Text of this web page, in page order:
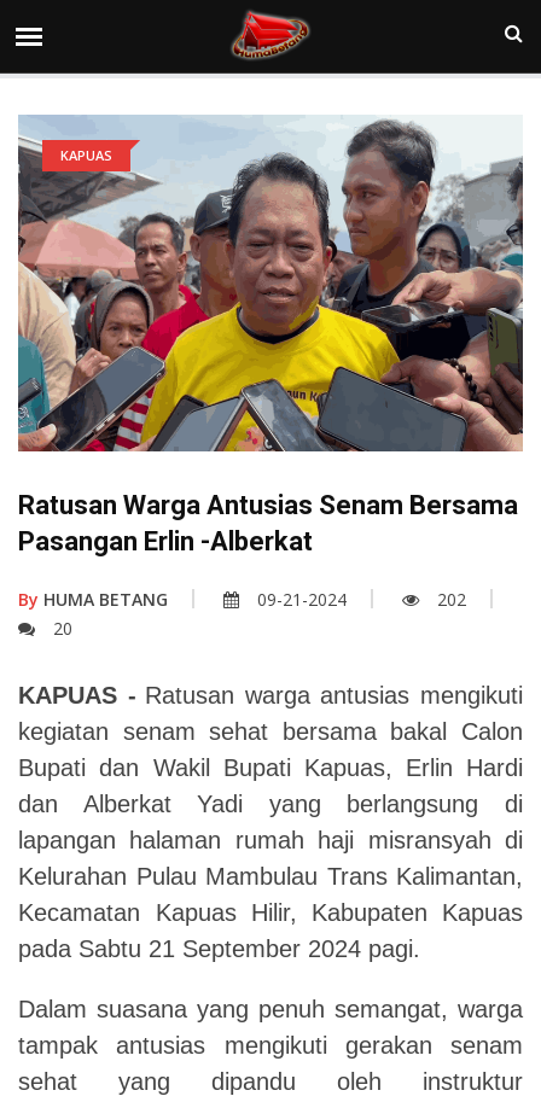
KAPUAS
Ratusan Warga Antusias Senam Bersama
Pasangan Erlin -Alberkat
By HUMA BETANG 09-21-2024
202
20
KAPUAS - Ratusan warga antusias mengikuti
kegiatan senam sehat bersama bakal Calon
Bupati dan Wakil Bupati Kapuas,
Erlin Hardi
dan Alberkat Yadi yang berlangsung di
lapangan halaman rumah haji misransyah di
Kelurahan Pulau Mambulau Trans Kalimantan,
Kecamatan Kapuas Hilir,
Kabupaten Kapuas
pada Sabtu 21 September 2024 pagi.
Dalam suasana yang penuh semangat, warga
tampak antusias mengikuti gerakan senam
sehat yang dipandu oleh instruktur